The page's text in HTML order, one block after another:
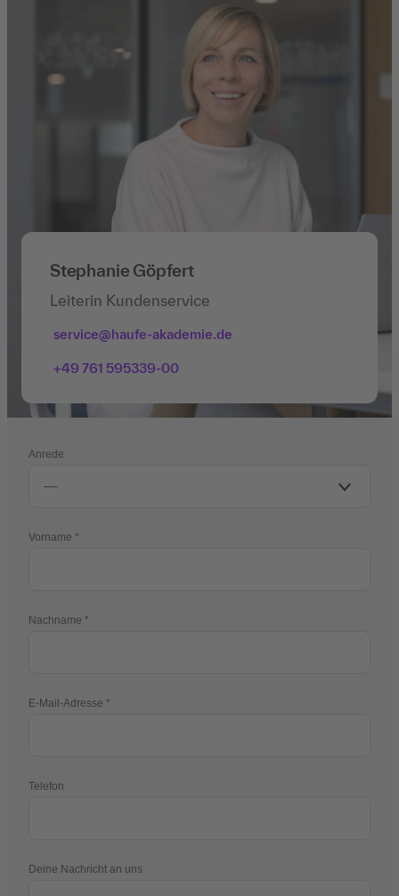
Stephanie Göpfert
Leiterin Kundenservice
service@haufe-akademie.de
+49 761 595339-00
Anrede
Vorname
Nachname
E-Mail-Adresse
Telefon
Deine Nachricht an uns